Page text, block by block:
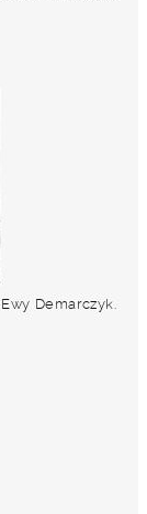
Demarczyk.